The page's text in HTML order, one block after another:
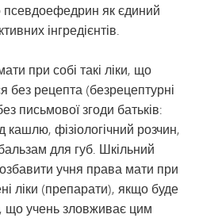
як єдиний
інгредієнтів.
при собі такі ліки, що
без рецепта (безрецептурні
письмової згоди батьків:
кашлю, фізіологічний розчин,
для губ. Шкільний
учня права мати при
ліки (препарати), якщо буде
що учень зловживає цим